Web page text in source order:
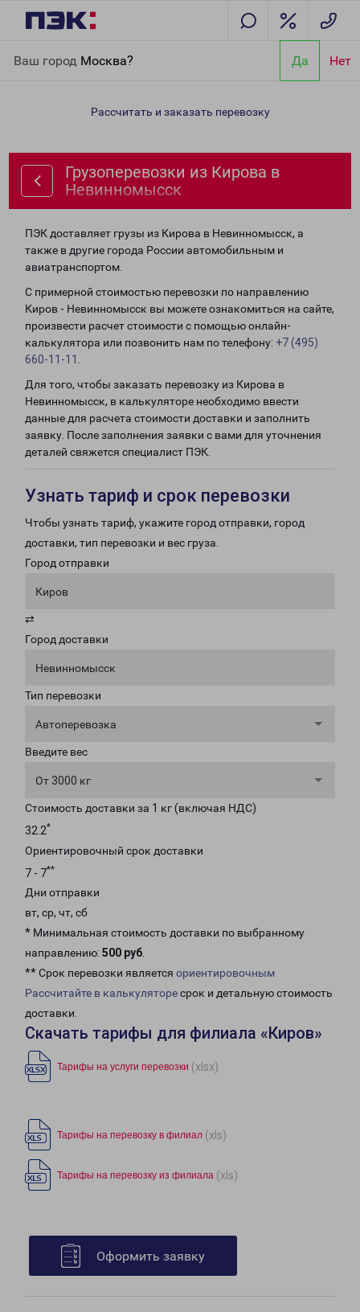
Ваш город Москва? Да Нет
Невинномысск
Рассчитать и заказать перевозку
Грузоперевозки из Кирова в
Невинномысск
ПЭК доставляет грузы из Кирова в Невинномысск, а
также в другие города России автомобильным и
авиатранспортом.
С примерной стоимостью перевозки по направлению
Киров - Невинномысск вы можете ознакомиться на сайте,
произвести расчет стоимости с помощью онлайн-
калькулятора или позвонить нам по телефону: +7 (495)
660-11-11
Для того, чтобы заказать перевозку из Кирова в
Невинномысск, в калькуляторе необходимо ввести
данные для расчета стоимости доставки и заполнить
заявку. После заполнения заявки с вами для уточнения
деталей свяжется специалист ПЭК.
Узнать тариф и срок перевозки
Чтобы узнать тариф, укажите город отправки, город
доставки, тип перевозки и вес груза.
Город отправки
Киров
⇄
Город доставки
Невинномысск
Тип перевозки
Автоперевозка
Введите вес
От 3000 кг
Стоимость доставки за 1 кг (включая НДС)
32.2*
Ориентировочный срок доставки
7 - 7**
Дни отправки
вт, ср, чт, сб
* Минимальная стоимость доставки по выбранному
направлению: 500 руб.
** Срок перевозки является ориентировочным
Рассчитайте в калькуляторесрок и детальную стоимость
доставки.
Скачать тарифы для филиала «Киров»
Тарифы на услуги перевозки (xlsx)
Тарифы на перевозку в филиал (xls)
Тарифы на перевозку из филиала (xls)
Оформить заявку